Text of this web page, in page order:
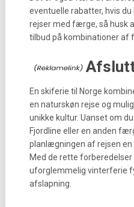
eventuelle rabatter, hvis du
rejser med færge, så husk
tilbud på kombinationer af
En skiferie til Norge
en naturskøn rejse og
unikke kultur. Uanset om
Fjordline eller en anden
planlægningen af rejsen en
Med de rette
uforglemmelig vinterferie
afslapning.